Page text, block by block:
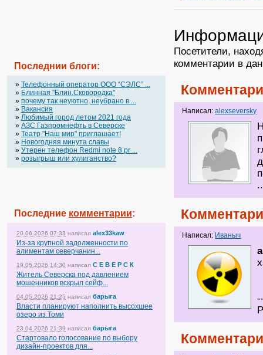
Последнии блоги:
» Телефонный оператор OOO “СЭЛС” ...
» Блинная "Блин.Сковородка"
» почему так неуютно, неубрано в ...
» Вакансия
» Любимый город летом 2021 года
» АЗС Газпромнефть в Северске
» Театр "Наш мир" приглашает!
» Новогодняя минута славы
» Утерен телефон Redmi note 8 pr ...
» розыгрыш или хулиганство?
Последние комментарии:
20.06.2026 07:33 написал alex33kaw
Из-за крупной задолженности по
алиментам северчанин...
19.05.2026 14:30 написал С Е В Е Р С К
Житель Северска под давлением
мошенников вскрыл сейф...
04.05.2026 21:25 написал барыга
Власти планируют наполнить высохшее
озеро из Томи
23.04.2026 21:39 написал барыга
Стартовало голосование по выбору
дизайн-проектов для...
Посетители,
комментарии в
Написал:alexseversky
Написал: Иваныч